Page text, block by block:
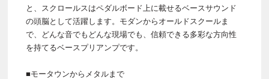
と、スクロールスはペダルボード上に載せるベースサウンド
の頭脳として活躍します。モダンからオールドスクールま
で、どんな音でもどんな現場でも、信頼できる多彩な方向性
を持てるベースプリアンプです。
■モータウンからメタルまで